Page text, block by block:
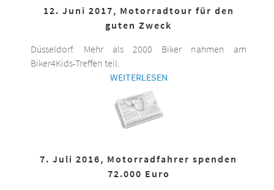
12. Juni 2017, Motorradtour für den
guten Zweck
Düsseldorf. Mehr als 2000 Biker nahmen am
Biker4Kids-Treffen teil.
WEITERLESEN
7. Juli 2016, Motorradfahrer spenden
72.000 Euro